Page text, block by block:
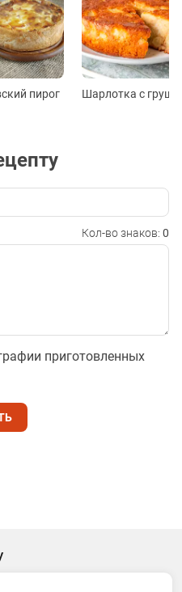
пирог Шарлотка с
Кол-во знаков: 0
приготовленных